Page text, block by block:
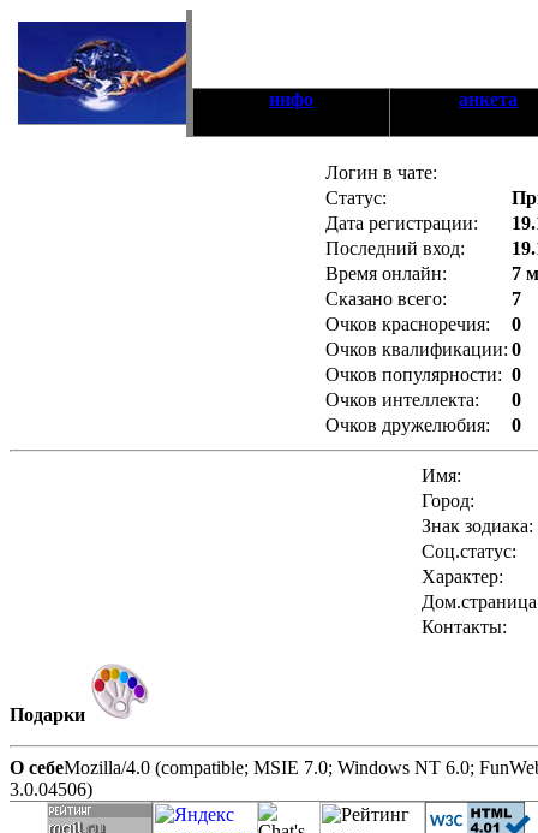
инфо анкета
Логин в чате:
Статус:
Дата регистрации:
Последний вход:
Время онлайн:
7
Сказано всего:
7
Очков красноречия:
0
Очков квалификации: 0
Очков популярности: 0
Очков интеллекта:
0
Очков дружелюбия:
0
Имя:
Город:
Знак зодиака:
Соц.статус:
Характер:
Контакты:
Подарки
О себеMozilla/4.0 (compatible; MSIE 7.0; Windows NT 6.0;
3.0.04506)